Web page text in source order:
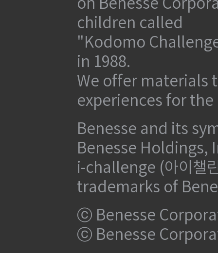
on Benesse
children called
"Kodomo
in 1988.
We offer materials
experiences for
Benesse and its
Benesse Holdings,
i-challenge (아이챌
trademarks of
ⓒ Benesse
ⓒ Benesse